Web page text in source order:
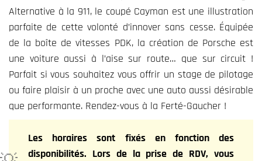
Alternative à la 911, le coupé Cayman est une illustration
parfaite de cette volonté d’innover sans cesse. Équipée
de la boîte de vitesses PDK, la création de Porsche est
une voiture aussi à l’aise sur route… que sur circuit !
Parfait si vous souhaitez vous offrir un stage de pilotage
ou faire plaisir à un proche avec une auto aussi désirable
que performante. Rendez-vous à la Ferté-Gaucher !
Les horaires sont fixés en fonction des
disponibilités. Lors de la prise de RDV, vous